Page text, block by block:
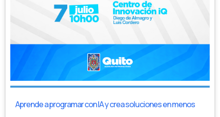
Aprende a programar con IA y crea soluciones en menos